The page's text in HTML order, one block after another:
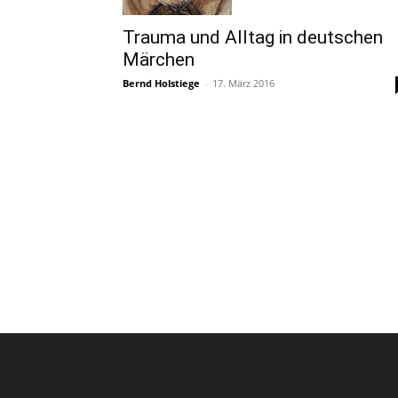
Trauma und Alltag in deutschen
Märchen
Bernd Holstiege - 17. März 2016